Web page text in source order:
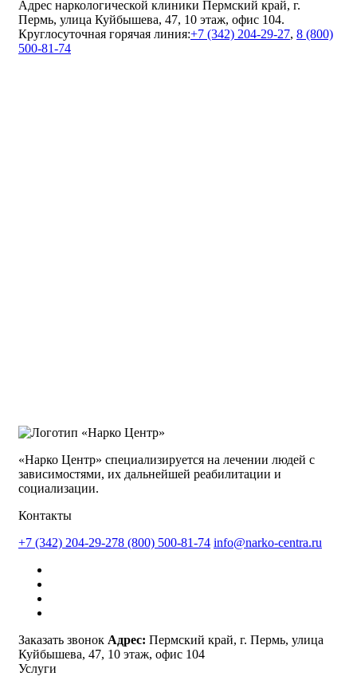
Адрес наркологической клиники Пермский край, г.
Пермь, улица Куйбышева, 47, 10 этаж, офис 104.
Круглосуточная горячая линия:+7 (342) 204-29-27, 8 (800)
500-81-74
«Нарко Центр» специализируется на лечении людей с
зависимостями, их дальнейшей реабилитации и
социализации.
Контакты
+7 (342) 204-29-278 (800) 500-81-74 info@narko-centra.ru
Заказать звонок Адрес: Пермский край, г. Пермь, улица
Куйбышева, 47, 10 этаж, офис 104
Услуги